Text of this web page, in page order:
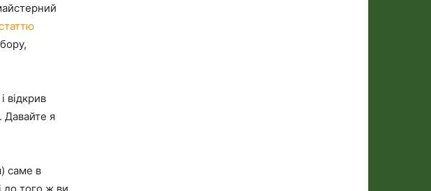
відкрив
Давайте я
саме в